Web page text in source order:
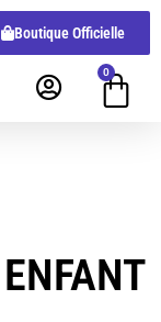
Boutique Officielle
0